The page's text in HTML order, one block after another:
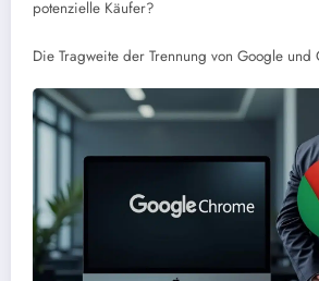
potenzielle Käufer?
Die Tragweite der Trennung von Google und